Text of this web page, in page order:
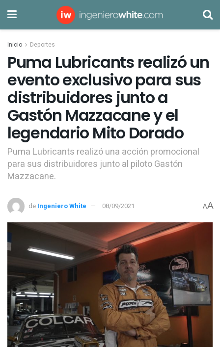
Inicio Deportes
Puma Lubricants realizó un
evento exclusivo para sus
distribuidores junto a
Gastón Mazzacane y el
legendario Mito Dorado
Puma Lubricants realizó una acción promocional
para sus distribuidores junto al piloto Gastón
Mazzacane.
de Ingeniero White 08/09/2021 AA